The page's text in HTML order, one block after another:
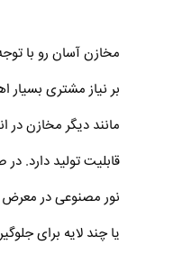
مخازن آسان ‌رو با
بر نیاز مشتری بسیار
مانند دیگر مخازن در
قابلیت تولید دارد.
نور مصنوعی در معرض
یا چند لایه برای